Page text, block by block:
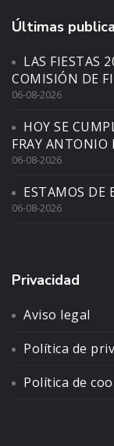
Últimas
LAS FIESTAS
COMISIÓN DE
06-08-2026
HOY SE
FRAY ANTONIO
06-08-2026
ESTAMOS DE
06-08-2026
Privacidad
Aviso legal
Política de
Política de